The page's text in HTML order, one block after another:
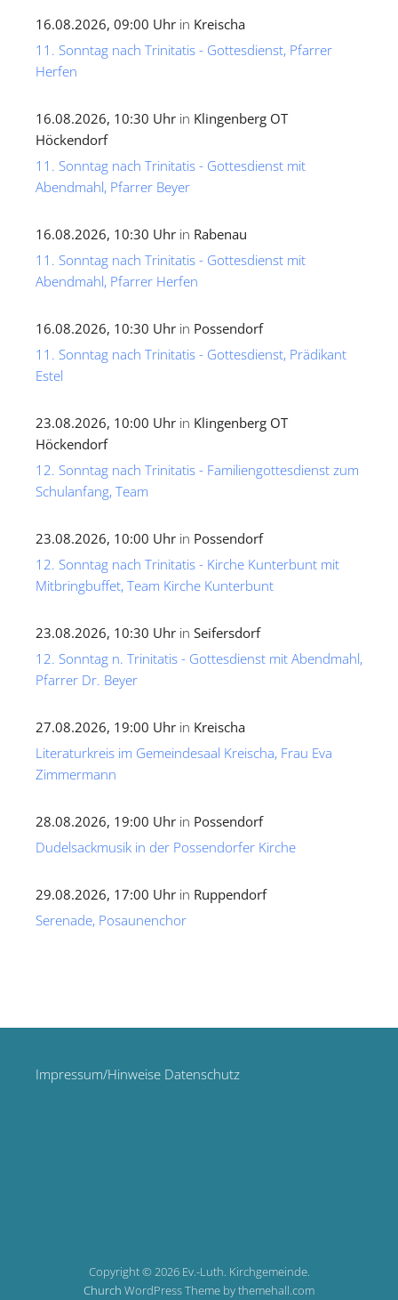
16.08.2026, 09:00 Uhr in Kreischa
11. Sonntag nach Trinitatis - Gottesdienst, Pfarrer
Herfen
16.08.2026, 10:30 Uhr in Klingenberg OT
Höckendorf
11. Sonntag nach Trinitatis - Gottesdienst mit
Abendmahl, Pfarrer Beyer
16.08.2026, 10:30 Uhr in Rabenau
11. Sonntag nach Trinitatis - Gottesdienst mit
Abendmahl, Pfarrer Herfen
16.08.2026, 10:30 Uhr in Possendorf
11. Sonntag nach Trinitatis - Gottesdienst, Prädikant
Estel
23.08.2026, 10:00 Uhr in Klingenberg OT
Höckendorf
12. Sonntag nach Trinitatis - Familiengottesdienst zum
Schulanfang, Team
23.08.2026, 10:00 Uhr in Possendorf
12. Sonntag nach Trinitatis - Kirche Kunterbunt mit
Mitbringbuffet, Team Kirche Kunterbunt
23.08.2026, 10:30 Uhr in Seifersdorf
12. Sonntag n. Trinitatis - Gottesdienst mit Abendmahl,
Pfarrer Dr. Beyer
27.08.2026, 19:00 Uhr in Kreischa
Literaturkreis im Gemeindesaal Kreischa, Frau Eva
Zimmermann
28.08.2026, 19:00 Uhr in Possendorf
Dudelsackmusik in der Possendorfer Kirche
29.08.2026, 17:00 Uhr in Ruppendorf
Serenade, Posaunenchor
Impressum/Hinweise Datenschutz
Copyright © 2026 Ev.-Luth. Kirchgemeinde.
Church WordPress Theme by themehall.com